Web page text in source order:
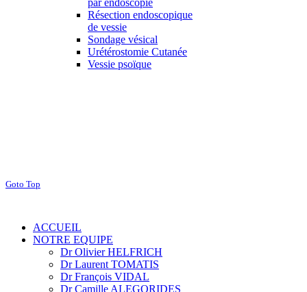
par endoscopie
Résection endoscopique
de vessie
Sondage vésical
Urétérostomie Cutanée
Vessie psoïque
Goto Top
ACCUEIL
NOTRE EQUIPE
Dr Olivier HELFRICH
Dr Laurent TOMATIS
Dr François VIDAL
Dr Camille ALEGORIDES